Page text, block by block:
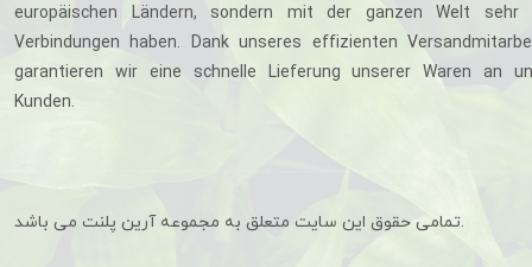
europäischen Ländern, sondern mit der ganzen Welt sehr
Verbindungen haben. Dank unseres effizienten
garantieren wir eine schnelle Lieferung unserer Waren an
Kunden.
تمامی حقوق این سایت متعلق به مجموعه آرین پلنت می باشد.